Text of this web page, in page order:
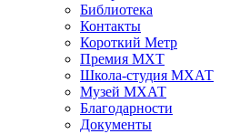
Библиотека
Контакты
Короткий Метр
Премия МХТ
Школа-студия МХАТ
Музей МХАТ
Благодарности
Документы